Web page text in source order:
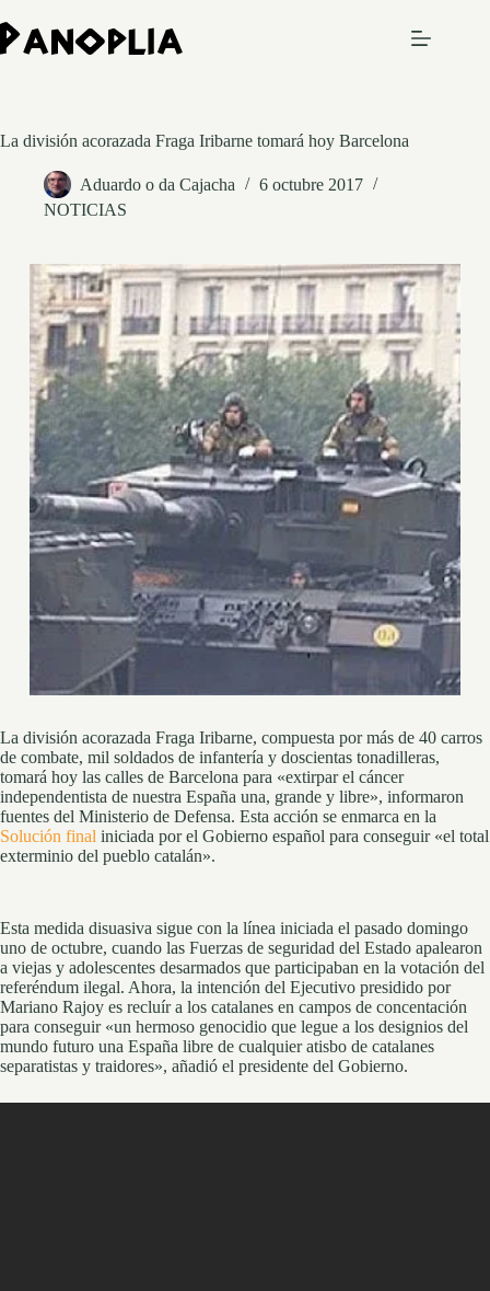
al
contenido
La división acorazada Fraga Iribarne tomará hoy Barcelona
Aduardo o da Cajacha
6 octubre 2017
NOTICIAS
La división acorazada Fraga Iribarne, compuesta por más de 40 carros
de combate, mil soldados de infantería y doscientas tonadilleras,
tomará hoy las calles de Barcelona para «extirpar el cáncer
independentista de nuestra España una, grande y libre», informaron
fuentes del Ministerio de Defensa. Esta acción se enmarca en la
Solución final iniciada por el Gobierno español para conseguir «el total
exterminio del pueblo catalán».
Esta medida disuasiva sigue con la línea iniciada el pasado domingo
uno de octubre, cuando las Fuerzas de seguridad del Estado apalearon
a viejas y adolescentes desarmados que participaban en la votación del
referéndum ilegal. Ahora, la intención del Ejecutivo presidido por
Mariano Rajoy es recluír a los catalanes en campos de concentación
para conseguir «un hermoso genocidio que legue a los designios del
mundo futuro una España libre de cualquier atisbo de catalanes
separatistas y traidores», añadió el presidente del Gobierno.